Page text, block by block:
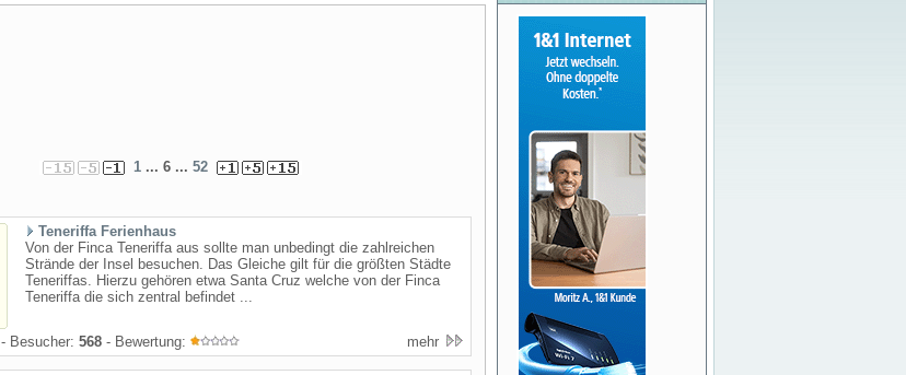
1 ... 6 ... 52
Teneriffa Ferienhaus
Von der Finca Teneriffa aus sollte man unbedingt die zahlreichen
Strände der Insel besuchen. Das Gleiche gilt für die größten Städte
Teneriffas. Hierzu gehören etwa Santa Cruz welche von der Finca
Teneriffa die sich zentral befindet ...
- Besucher: 568 - Bewertung: mehr